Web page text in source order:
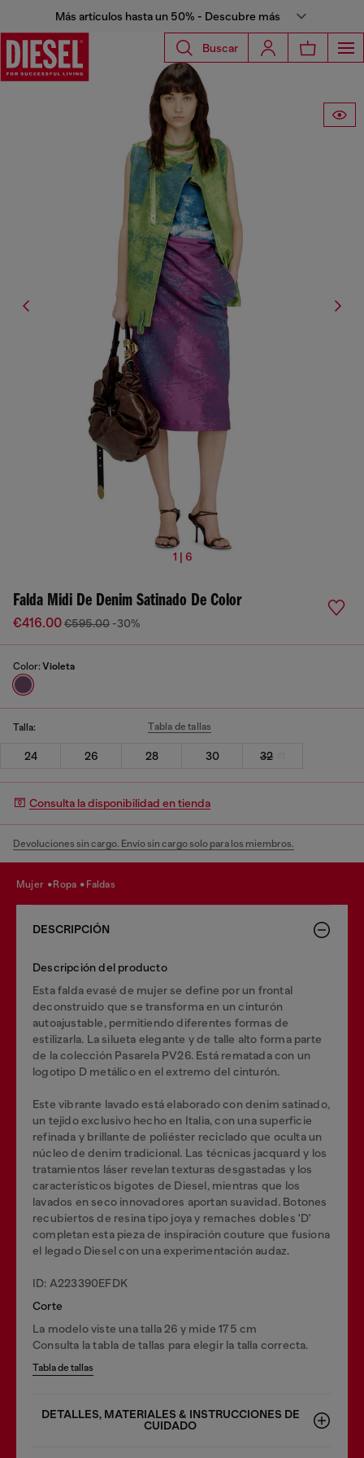
Más artículos hasta un 50% - Descubre más
Buscar
1 | 6
Falda Midi De Denim Satinado De Color
€416.00€595.00 -30%
Color: Violeta
Talla: Tabla de tallas
24 26 28 30 32
Consulta la disponibilidad en tienda
Devoluciones sin cargo. Envío sin cargo solo para los miembros.
mujer ropa faldas
DESCRIPCIÓN
Descripción del producto
Esta falda evasé de mujer se define por un frontal
deconstruido que se transforma en un cinturón
autoajustable, permitiendo diferentes formas de
estilizarla. La silueta elegante y de talle alto forma parte
de la colección Pasarela PV26. Está rematada con un
logotipo D metálico en el extremo del cinturón.
Este vibrante lavado está elaborado con denim satinado,
un tejido exclusivo hecho en Italia, con una superficie
refinada y brillante de poliéster reciclado que oculta un
núcleo de denim tradicional. Las técnicas jacquard y los
tratamientos láser revelan texturas desgastadas y los
característicos bigotes de Diesel, mientras que los
lavados en seco innovadores aportan suavidad. Botones
recubiertos de resina tipo joya y remaches dobles 'D'
completan esta pieza de inspiración couture que fusiona
el legado Diesel con una experimentación audaz.
ID: A223390EFDK
Corte
La modelo viste una talla 26 y mide 175 cm
Consulta la tabla de tallas para elegir la talla correcta.
Tabla de tallas
DETALLES, MATERIALES & INSTRUCCIONES DE
CUIDADO